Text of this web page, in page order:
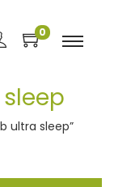
0
ultra sleep”